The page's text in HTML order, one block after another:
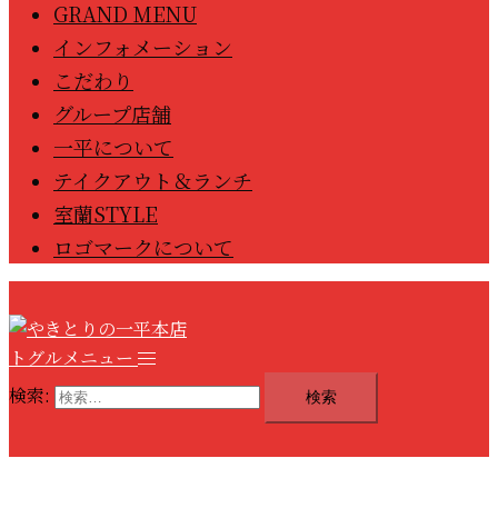
GRAND MENU
インフォメーション
こだわり
グループ店舗
一平について
テイクアウト＆ランチ
室蘭STYLE
ロゴマークについて
トグルメニュー
検索: